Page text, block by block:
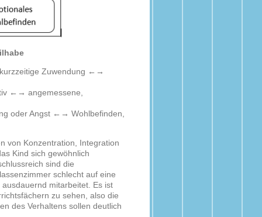
Zuwendung ←→
←→ angemessene,
oder Angst ←→ Wohlbefinden,
von Konzentration, Integration
Kind sich gewöhnlich
sind die
schlecht auf eine
mitarbeitet. Es ist
zu sehen, also die
des Verhaltens sollen deutlich